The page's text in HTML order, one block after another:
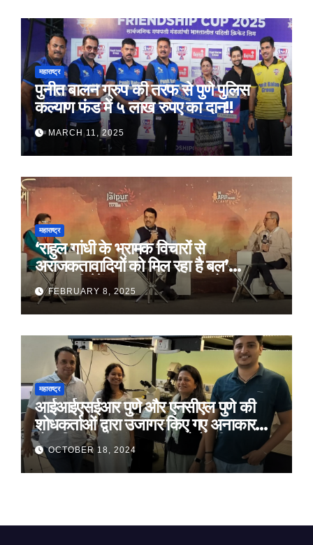
महाराष्ट्र
पुनीत बालन ग्रुप की तरफ से पुणे पुलिस
कल्याण फंड में ५ लाख रुपए का दान!!
MARCH 11, 2025
महाराष्ट्र
‘राहुल गांधी के भ्रामक विचारों से
अराजकतावादियों को मिल रहा है बल’
मुख्यमंत्री देवेंद्र फडणवीस का आरोप
FEBRUARY 8, 2025
महाराष्ट्र
आईआईएसईआर पुणे और एनसीएल पुणे की
शोधकर्ताओं द्वारा उजागर किए गए अनाकार
ठोस विरूपण में संरचनात्मक दोषों की प्रमुख
भूमिका
OCTOBER 18, 2024